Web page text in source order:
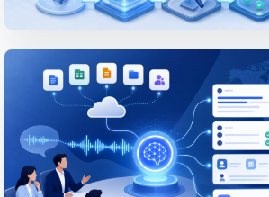
PROJECT
Tùy biến Android OS để
yêu cầu cung cấp
cho nhà mạng
Đối với các thiết bị dành cho nhà mạng...
XEM BÀI VIẾT CHI TIẾT